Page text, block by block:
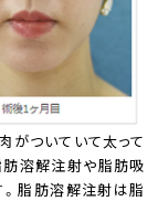
がついていて太って
肪溶解注射や脂肪吸
。脂肪溶解注射は脂